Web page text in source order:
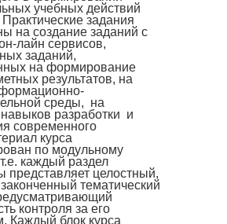
учебных действий
задания
на создание заданий с
лайн сервисов,
заданий,
на формирование
результатов, на
среды, на
навыков разработки и
современного
курса
по модульному
каждый раздел
представляет целостный,
тематический
контроля за его
Каждый блок курса